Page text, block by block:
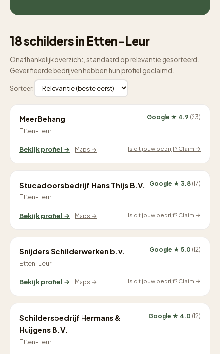
18 schilders in Etten-Leur
Onafhankelijk overzicht, standaard op relevantie gesorteerd.
Geverifieerde bedrijven hebben hun profiel geclaimd.
Sorteer:
MeerBehang
Etten-Leur
Google ★ 4.9 (23)
Bekijk profiel → Maps → Is dit jouw bedrijf? Claim →
Stucadoorsbedrijf Hans Thijs B.V.
Etten-Leur
Google ★ 3.8 (17)
Bekijk profiel → Maps → Is dit jouw bedrijf? Claim →
Snijders Schilderwerken b.v.
Etten-Leur
Google ★ 5.0 (12)
Bekijk profiel → Maps → Is dit jouw bedrijf? Claim →
Schildersbedrijf Hermans &
Huijgens B.V.
Etten-Leur
Google ★ 4.0 (12)